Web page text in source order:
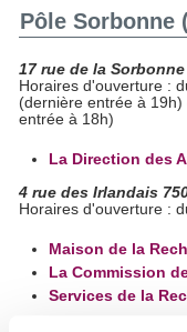
Pôle Sorbonne
17 rue de la
Horaires d'ouverture :
(dernière entrée à
entrée à 18h)
La Direction des
4 rue des Irlandais
Horaires d'ouverture :
Maison de la
La Commission
Services de la